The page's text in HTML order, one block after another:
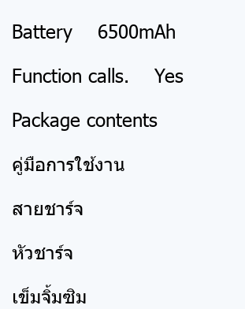
Battery 6500mAh
Function calls. Yes
Package contents
คู่มือการใช้งาน
สายชาร์จ
หัวชาร์จ
เข็มจิ้มซิม